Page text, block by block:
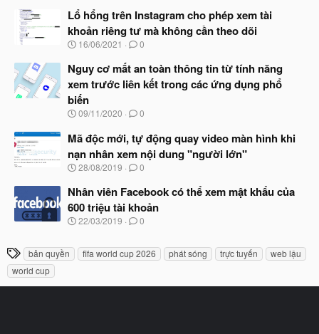
đ
ầ
u
à
b
ắ
đ
ầ
u
Lổ hổng trên Instagram cho phép xem tài
khoản riêng tư mà không cần theo dõi
N
à
y
b
ắ
t
ầ
u
16/06/2021 0
Nguy cơ mất an toàn thông tin từ tính năng
xem trước liên kết trong các ứng dụng phổ
biến
N
à
y
b
ắ
đ
ầ
u
09/11/2020 0
Mã độc mới, tự động quay video màn hình khi
nạn nhân xem nội dung "người lớn"
N
à
b
ắ
đ
ầ
28/08/2019 0
Nhân viên Facebook có thể xem mật khẩu của
600 triệu tài khoản
N
t
22/03/2019 0
T
h
ẻ
bản quyền fifa world cup 2026 phát sóng trực tuyến
web lậu
world cup